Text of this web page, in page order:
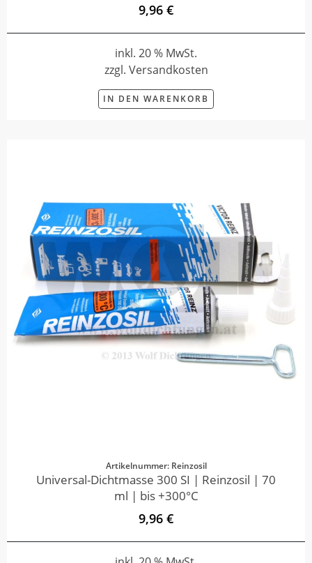
9,96 €
inkl. 20 % MwSt.
zzgl. Versandkosten
IN DEN WARENKORB
Artikelnummer: Reinzosil
Universal-Dichtmasse 300 SI | Reinzosil | 70
ml | bis +300°C
9,96 €